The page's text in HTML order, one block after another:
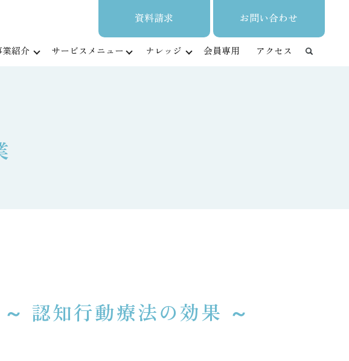
資料請求 お問い合わせ
業紹介 サービスメニュー ナレッジ 会員専用 アクセス
認知行動療法の効果 ～